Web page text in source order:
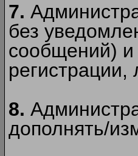
7.
без
сообщений)
регистрации,
8.
дополнять/